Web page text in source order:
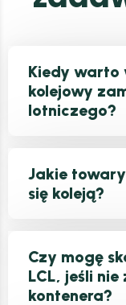
Kiedy warto
kolejowy
lotniczego?
Jakie
się koleją?
Czy mogę
LCL, jeśli nie
kontenera?